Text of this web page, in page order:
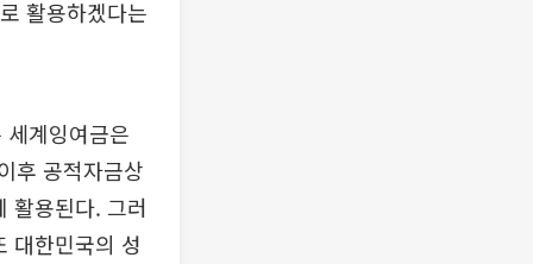
활용하겠다는
계잉여금은
후 공적자금상
활용된다. 그러
대한민국의 성